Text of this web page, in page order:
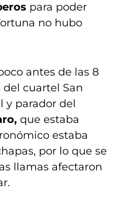
para poder
no hubo
antes de las 8
cuartel San
y parador del
que estaba
estaba
por lo que se
llamas afectaron